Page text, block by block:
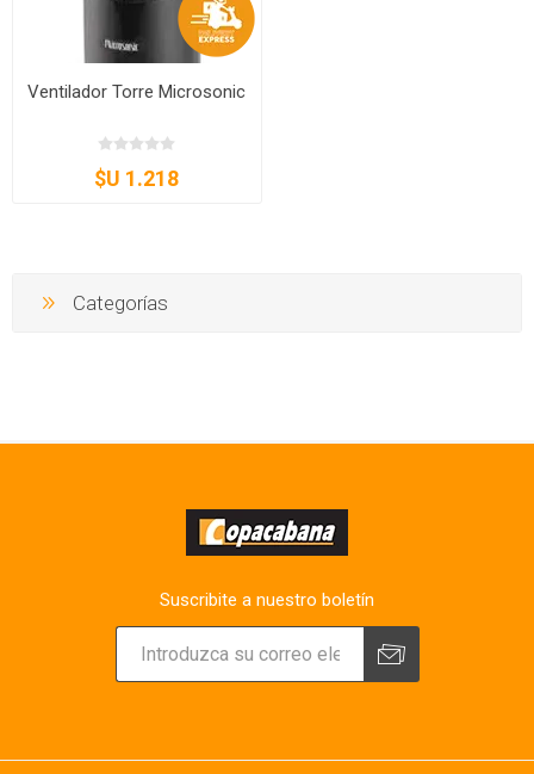
Ventilador Torre Microsonic
$U 1.218
Categorías
Suscribite a nuestro boletín